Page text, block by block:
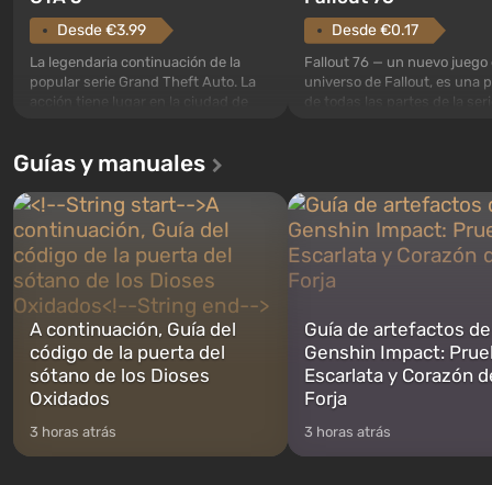
Desde €3.99
La legendaria continuación de la
popular serie Grand Theft Auto. La
acción tiene lugar en la ciudad de
primera vez, el juego contará la
historia de tres personajes: Michael,
Trevor y Franklin, entre los cuales
podrás cambi...
Desde €0.17
Fallout 76 — un nuevo juego
universo de Fallout, es una
de todas las partes de la
abrirse primero después de
caigan las bombas n...
Guías y manuales
A continuación, Guía del
código de la puerta del
sótano de los Dioses
Oxidados
3 horas atrás
Guía de artefactos de
Genshin Impact:
Escarlata y Corazón
Forja
3 horas atrás